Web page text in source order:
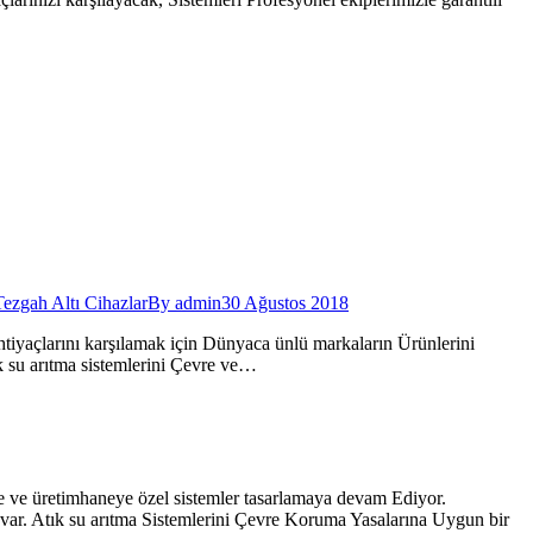
Altı CihazlarBy admin30 Ağustos 2018
karşılamak için Dünyaca ünlü markaların Ürünlerini
su arıtma sistemlerini Çevre ve…
üretimhaneye özel sistemler tasarlamaya devam Ediyor.
Atık su arıtma Sistemlerini Çevre Koruma Yasalarına Uygun bir